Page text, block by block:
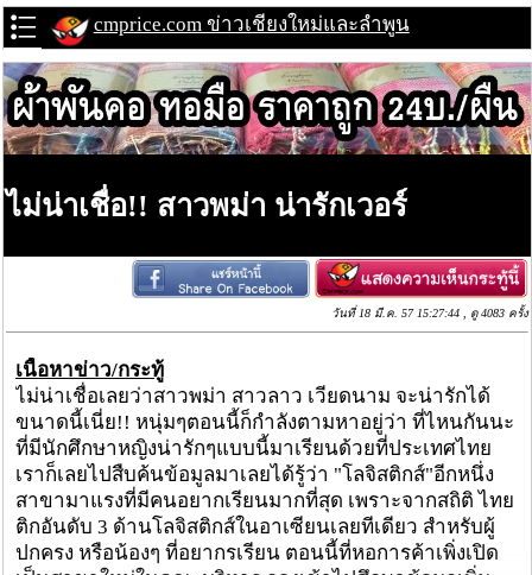
cmprice.com ข่าวเชียงใหม่และลำพูน
ไม่น่าเชื่อ!! สาวพม่า น่ารักเวอร์
วันที่ 18 มี.ค. 57 15:27:44 , ดู 4083 ครั้ง
เนื้อหาข่าว/กระทู้
ไม่น่าเชื่อเลยว่าสาวพม่า สาวลาว เวียดนาม จะน่ารักได้
ขนาดนี้เนี่ย!! หนุ่มๆตอนนี้ก็กำลังตามหาอยู่ว่า ที่ไหนกันนะ
ที่มีนักศึกษาหญิงน่ารักๆแบบนี้มาเรียนด้วยที่ประเทศไทย
เราก็เลยไปสืบค้นข้อมูลมาเลยได้รู้ว่า "โลจิสติกส์"อีกหนึ่ง
สาขามาแรงที่มีคนอยากเรียนมากที่สุด เพราะจากสถิติ ไทย
ติกอันดับ 3 ด้านโลจิสติกส์ในอาเซียนเลยทีเดียว สำหรับผู้
ปกครง หรือน้องๆ ที่อยากรเรียน ตอนนี้ที่หอการค้าเพิ่งเปิด